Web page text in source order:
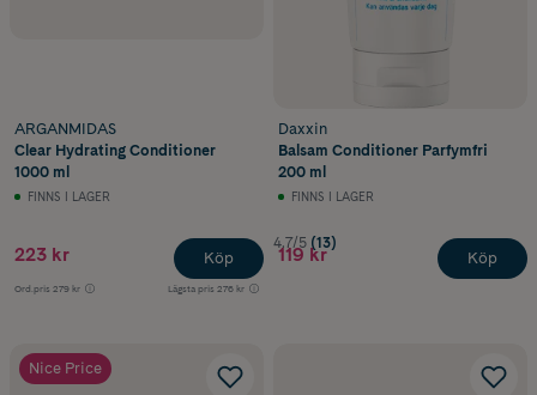
ARGANMIDAS
Clear Hydrating Conditioner
1000 ml
FINNS I LAGER
223 kr
Ord.pris 279 kr Lägsta pris 276 kr
Köp
Daxxin
Balsam Conditioner Parfymfri
200 ml
FINNS I LAGER
4.7/5 (13)
119 kr Köp
Nice Price